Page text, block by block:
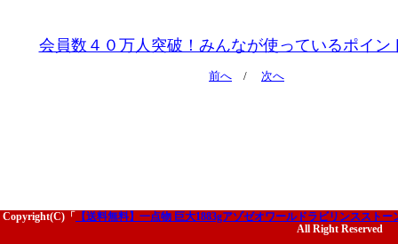
会員数４０万人突破！みんなが使っているポイン
前へ / 次へ
Copyright(C)「
【送料無料】一点物 巨大1883gアゾゼオワールドラビリンススト
All Right Reserved